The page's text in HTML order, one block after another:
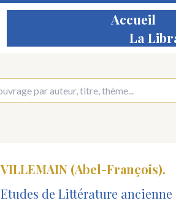
Accueil
La
VILLEMAIN (Abel-François).
Etudes de Littérature ancienne